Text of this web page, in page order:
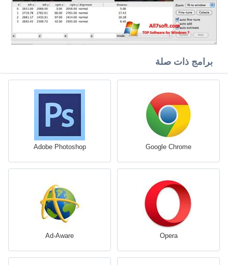
برامج ذات صلة
Google Chrome
Adobe Photoshop
Opera
Ad-Aware